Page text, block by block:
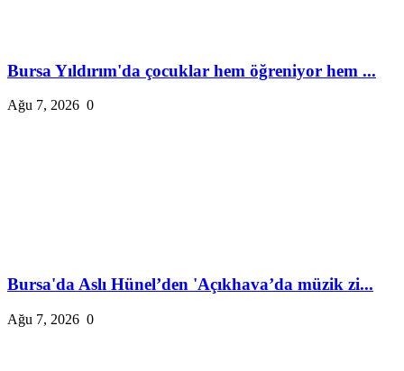
Bursa Yıldırım'da çocuklar hem öğreniyor hem ...
Ağu 7, 2026 0
Bursa'da Aslı Hünel’den 'Açıkhava’da müzik zi...
Ağu 7, 2026 0